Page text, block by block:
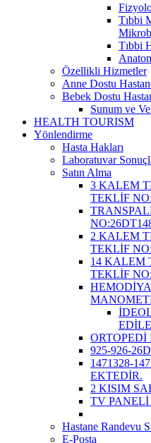
Tıbbi
Tıbbi
Özellikli Hizmetler
Anne Dostu
Bebek Dostu
Sunum ve
HEALTH TOURISM
Yönlendirme
Hasta Hakları
Laboratuvar
Satın Alma
3 KALEM
TEKLİF
2 KALEM
TEKLİF
14 KALEM
TEKLİF
925-926-
1471328-
EKTEDİR.
2 KISIM
TV
Hastane Randevu
E-Posta